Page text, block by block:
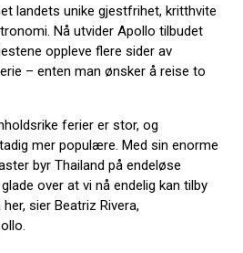
landets unike gjestfrihet, kritthvite
Nå utvider Apollo tilbudet
oppleve flere sider av
– enten man ønsker å reise to
ferier er stor, og
mer populære. Med sin enorme
byr Thailand på endeløse
over at vi nå endelig kan tilby
sier Beatriz Rivera,